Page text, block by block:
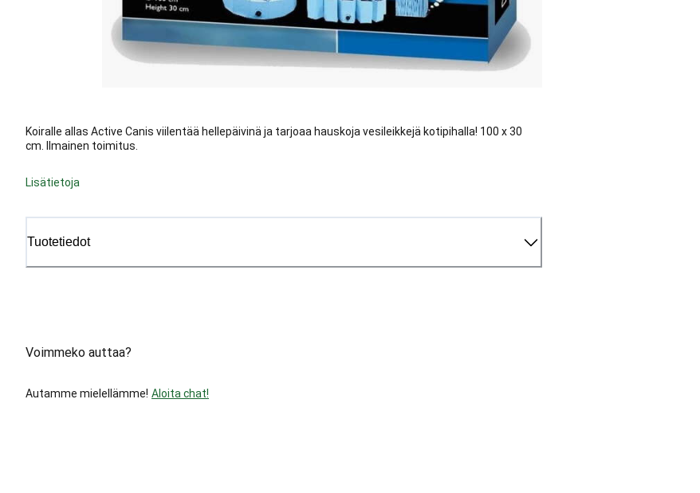
Koiralle allas Active Canis viilentää hellepäivinä ja tarjoaa hauskoja vesileikkejä kotipihalla! 100 x 30
cm. Ilmainen toimitus.
Lisätietoja
Tuotetiedot
Voimmeko auttaa?
Autamme mielellämme! Aloita chat!